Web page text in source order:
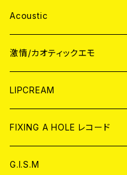
Acoustic
JAPAN
CD
ANALOG
WORLD
CD
ANALOG
激情/カオティックエモ
JAPAN
CD
ANALOG
WORLD
CD
LIPCREAM
CD
アナログ
FIXING A HOLE レコード
G.I.S.M